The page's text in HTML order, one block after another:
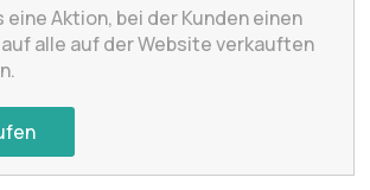
Aktion, bei der Kunden einen
auf alle auf der Website verkauften